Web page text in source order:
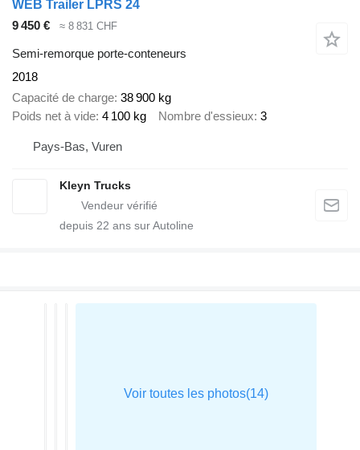
WEB Trailer LPRS 24
9 450 €
≈ 8 831 CHF
Semi-remorque porte-conteneurs
2018
Capacité de charge 38 900 kg
Poids net à vide 4 100 kg Nombre d'essieux 3
Pays-Bas, Vuren
Kleyn Trucks
depuis 22 ans sur Autoline